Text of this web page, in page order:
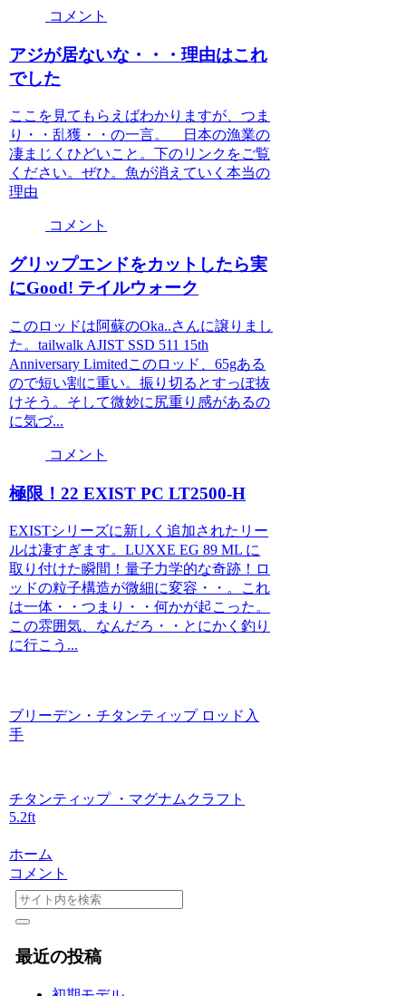
コメント
アジが居ないな・・・理由はこれ
でした
ここを見てもらえばわかりますが、つま
り・・乱獲・・の一言。 日本の漁業の
凄まじくひどいこと。下のリンクをご覧
ください。ぜひ。魚が消えていく本当の
理由
コメント
グリップエンドをカットしたら実
にGood! テイルウォーク
このロッドは阿蘇のOka..さんに譲りまし
た。tailwalk AJIST SSD 511 15th
Anniversary Limitedこのロッド、65gある
ので短い割に重い。振り切るとすっぽ抜
けそう。そして微妙に尻重り感があるの
に気づ...
コメント
極限！22 EXIST PC LT2500-H
EXISTシリーズに新しく追加されたリー
ルは凄すぎます。LUXXE EG 89 ML に
取り付けた瞬間！量子力学的な奇跡！ロ
ッドの粒子構造が微細に変容・・。これ
は一体・・つまり・・何かが起こった。
この雰囲気、なんだろ・・とにかく釣り
に行こう...
ブリーデン・チタンティップ ロッド入
手
チタンティップ ・マグナムクラフト
5.2ft
ホーム
コメント
最近の投稿